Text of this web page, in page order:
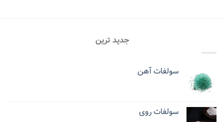
جدید ترین
سولفات آهن
سولفات روی